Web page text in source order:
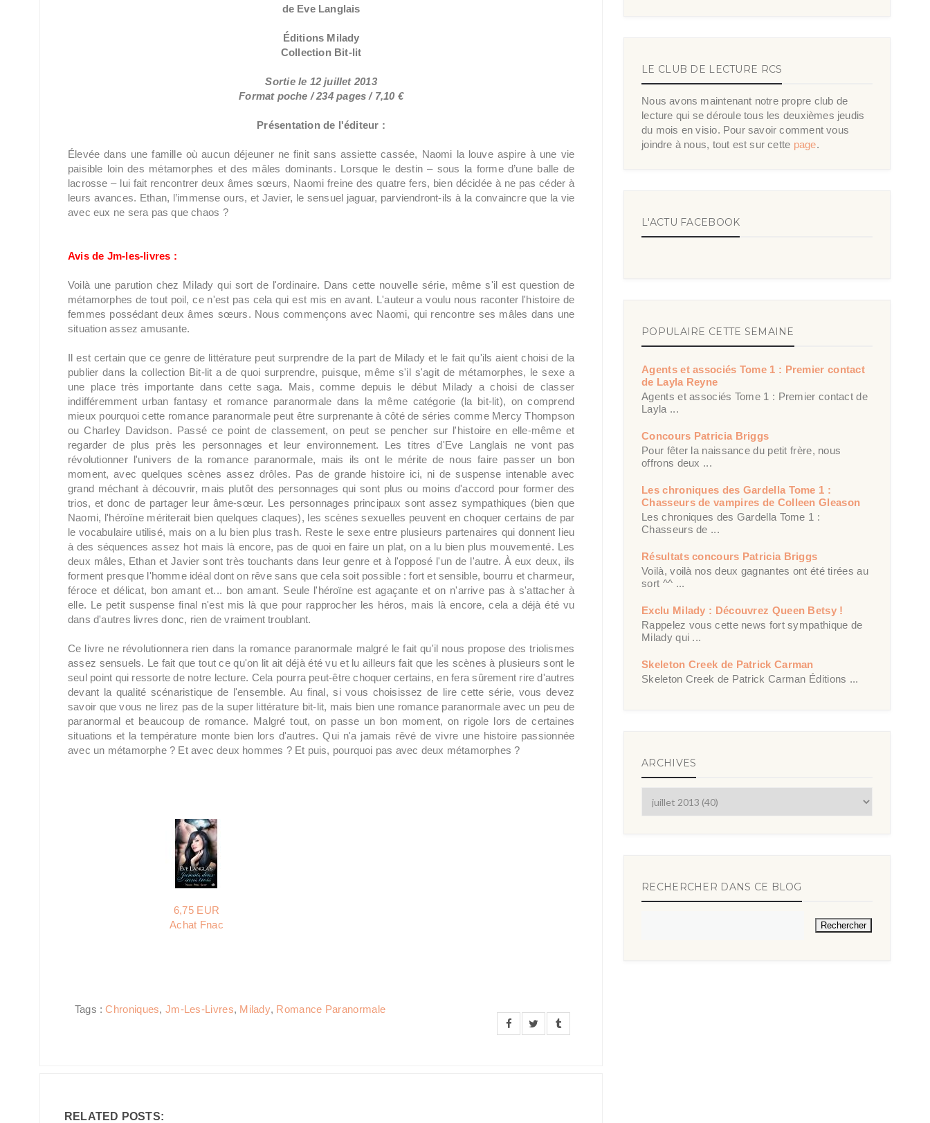
de Eve Langlais
Éditions Milady
Collection Bit-lit
Sortie le 12 juillet 2013
Format poche / 234 pages / 7,10 €
Présentation de l'éditeur :
Élevée dans une famille où aucun déjeuner ne finit sans assiette cassée, Naomi la louve aspire à une vie
paisible loin des métamorphes et des mâles dominants. Lorsque le destin – sous la forme d’une balle de
lacrosse – lui fait rencontrer deux âmes sœurs, Naomi freine des quatre fers, bien décidée à ne pas céder à
leurs avances. Ethan, l’immense ours, et Javier, le sensuel jaguar, parviendront-ils à la convaincre que la vie
avec eux ne sera pas que chaos ?
Avis de Jm-les-livres :
Voilà une parution chez Milady qui sort de l'ordinaire. Dans cette nouvelle série, même s'il est question de
métamorphes de tout poil, ce n'est pas cela qui est mis en avant. L'auteur a voulu nous raconter l'histoire de
femmes possédant deux âmes sœurs. Nous commençons avec Naomi, qui rencontre ses mâles dans une
situation assez amusante.
Il est certain que ce genre de littérature peut surprendre de la part de Milady et le fait qu'ils aient choisi de la
publier dans la collection Bit-lit a de quoi surprendre, puisque, même s'il s'agit de métamorphes, le sexe a
une place très importante dans cette saga. Mais, comme depuis le début Milady a choisi de classer
indifféremment urban fantasy et romance paranormale dans la même catégorie (la bit-lit), on comprend
mieux pourquoi cette romance paranormale peut être surprenante à côté de séries comme Mercy Thompson
ou Charley Davidson. Passé ce point de classement, on peut se pencher sur l'histoire en elle-même et
regarder de plus près les personnages et leur environnement. Les titres d'Eve Langlais ne vont pas
révolutionner l'univers de la romance paranormale, mais ils ont le mérite de nous faire passer un bon
moment, avec quelques scènes assez drôles. Pas de grande histoire ici, ni de suspense intenable avec
grand méchant à découvrir, mais plutôt des personnages qui sont plus ou moins d'accord pour former des
trios, et donc de partager leur âme-sœur. Les personnages principaux sont assez sympathiques (bien que
Naomi, l'héroïne mériterait bien quelques claques), les scènes sexuelles peuvent en choquer certains de par
le vocabulaire utilisé, mais on a lu bien plus trash. Reste le sexe entre plusieurs partenaires qui donnent lieu
à des séquences assez hot mais là encore, pas de quoi en faire un plat, on a lu bien plus mouvementé. Les
deux mâles, Ethan et Javier sont très touchants dans leur genre et à l'opposé l'un de l'autre. À eux deux, ils
forment presque l'homme idéal dont on rêve sans que cela soit possible : fort et sensible, bourru et charmeur,
féroce et délicat, bon amant et... bon amant. Seule l'héroïne est agaçante et on n'arrive pas à s'attacher à
elle. Le petit suspense final n'est mis là que pour rapprocher les héros, mais là encore, cela a déjà été vu
dans d'autres livres donc, rien de vraiment troublant.
Ce livre ne révolutionnera rien dans la romance paranormale malgré le fait qu'il nous propose des triolismes
assez sensuels. Le fait que tout ce qu'on lit ait déjà été vu et lu ailleurs fait que les scènes à plusieurs sont le
seul point qui ressorte de notre lecture. Cela pourra peut-être choquer certains, en fera sûrement rire d'autres
devant la qualité scénaristique de l'ensemble. Au final, si vous choisissez de lire cette série, vous devez
savoir que vous ne lirez pas de la super littérature bit-lit, mais bien une romance paranormale avec un peu de
paranormal et beaucoup de romance. Malgré tout, on passe un bon moment, on rigole lors de certaines
situations et la température monte bien lors d'autres. Qui n'a jamais rêvé de vivre une histoire passionnée
avec un métamorphe ? Et avec deux hommes ? Et puis, pourquoi pas avec deux métamorphes ?
6,75 EUR
Achat Fnac
Tags :Chroniques, Jm-Les-Livres, Milady, Romance Paranormale
RELATED POSTS:
LE CLUB DE LECTURE RCS
Nous avons maintenant notre propre club de
lecture qui se déroule tous les deuxièmes jeudis
du mois en visio. Pour savoir comment vous
joindre à nous, tout est sur cette page.
L'ACTU FACEBOOK
POPULAIRE CETTE SEMAINE
Agents et associés Tome 1 : Premier contact
de Layla Reyne
Agents et associés Tome 1 : Premier contact de
Layla ...
Concours Patricia Briggs
Pour fêter la naissance du petit frère, nous
offrons deux ...
Les chroniques des Gardella Tome 1 :
Chasseurs de vampires de Colleen Gleason
Les chroniques des Gardella Tome 1 :
Chasseurs de ...
Résultats concours Patricia Briggs
Voilà, voilà nos deux gagnantes ont été tirées au
sort ^^ ...
Exclu Milady : Découvrez Queen Betsy !
Rappelez vous cette news fort sympathique de
Milady qui ...
Skeleton Creek de Patrick Carman
Skeleton Creek de Patrick Carman Éditions ...
ARCHIVES
RECHERCHER DANS CE BLOG